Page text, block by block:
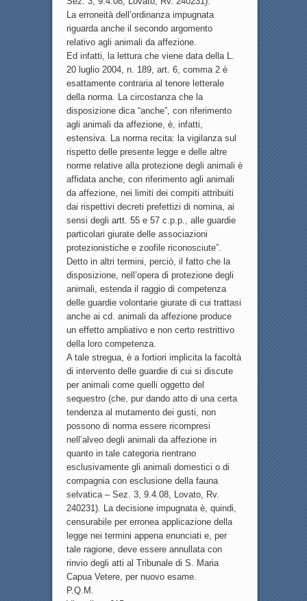
La erroneità dell’ordinanza impugnata
riguarda anche il secondo argomento
relativo agli animali da affezione.
Ed infatti, la lettura che viene data della L.
20 luglio 2004, n. 189, art. 6, comma 2 è
esattamente contraria al tenore letterale
della norma. La circostanza che la
disposizione dica “anche”, con riferimento
agli animali da affezione, è, infatti,
estensiva. La norma recita: la vigilanza sul
rispetto delle presente legge e delle altre
norme relative alla protezione degli animali è
affidata anche, con riferimento agli animali
da affezione, nei limiti dei compiti attribuiti
dai rispettivi decreti prefettizi di nomina, ai
sensi degli artt. 55 e 57 c.p.p., alle guardie
particolari giurate delle associazioni
protezionistiche e zoofile riconosciute”.
Detto in altri termini, perciò, il fatto che la
disposizione, nell’opera di protezione degli
animali, estenda il raggio di competenza
delle guardie volontarie giurate di cui trattasi
anche ai cd. animali da affezione produce
un effetto ampliativo e non certo restrittivo
della loro competenza.
A tale stregua, è a fortiori implicita la facoltà
di intervento delle guardie di cui si discute
per animali come quelli oggetto del
sequestro (che, pur dando atto di una certa
tendenza al mutamento dei gusti, non
possono di norma essere ricompresi
nell’alveo degli animali da affezione in
quanto in tale categoria rientrano
esclusivamente gli animali domestici o di
compagnia con esclusione della fauna
selvatica – Sez. 3, 9.4.08, Lovato, Rv.
240231). La decisione impugnata è, quindi,
censurabile per erronea applicazione della
legge nei termini appena enunciati e, per
tale ragione, deve essere annullata con
rinvio degli atti al Tribunale di S. Maria
Capua Vetere, per nuovo esame.
P.Q.M.